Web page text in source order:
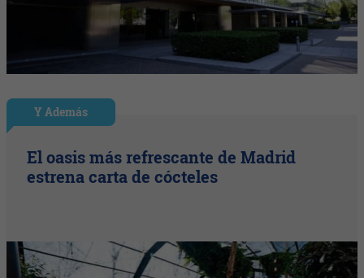
Y Además
El oasis más refrescante de Madrid
estrena carta de cócteles